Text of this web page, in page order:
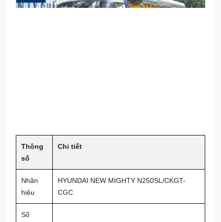
Thông
số
Chi tiết
Nhãn
hiệu
HYUNDAI NEW MIGHTY N250SL/CKGT-
CGC
Số